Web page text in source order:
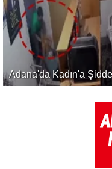
Adana'da Kadın'a